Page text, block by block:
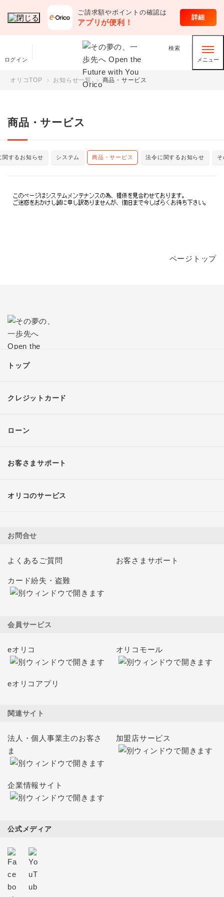
ご請求額やポイントの確認は
アプリが便利！
詳細
ログイン
検索
メニュー
オリコTOP お知らせ一覧 商品・サービス
商品・サービス
関するお知らせ システム 商品・サービス 法令に関するお知らせ
ページトップ
トップ
クレジットカード
ローン
お客さまサポート
オリコのサービス
お問合せ
よくあるご質問 お客さまサポート
カード紛失・盗難
会員サービス
eオリコ オリコモール
eオリコアプリ
関連サイト
法人・個人事業主のお客さ
ま
加盟店サービス
企業情報サイト
公式メディア